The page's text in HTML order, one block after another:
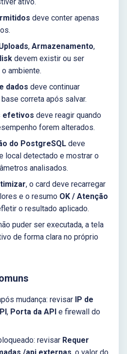
deve conter apenas
, Armazenamento,
devem existir ou ser
ambiente.
dados deve continuar
correta após salvar.
efetivos deve reagir quando
forem alterados.
do PostgreSQL deve
local detectado e mostrar o
analisados.
, o card deve recarregar
e o resumo OK / Atenção
o resultado aplicado.
puder ser executada, a tela
de forma clara no próprio
mudança: revisar IP de
, Porta da API e firewall do
revisar Requer